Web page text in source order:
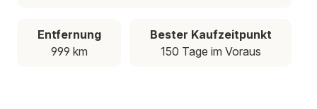
Entfernung
999 km
Bester Kaufzeitpunkt
150 Tage im Voraus